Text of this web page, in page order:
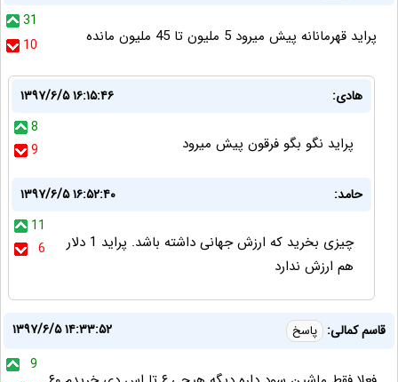
31
10
پراید قهرمانانه پیش میرود 5 ملیون تا 45 ملیون مانده
هادی:
۱۳۹۷/۶/۵ ۱۶:۱۵:۴۶
8
9
پراید نگو بگو فرقون پیش میرود
حامد:
۱۳۹۷/۶/۵ ۱۶:۵۲:۴۰
11
6
چیزی بخرید که ارزش جهانی داشته باشد. پراید 1 دلار
هم ارزش ندارد
قاسم کمالی: پاسخ
۱۳۹۷/۶/۵ ۱۴:۳۳:۵۲
9